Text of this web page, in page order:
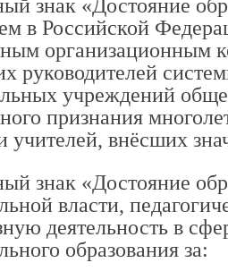
знак «Достояние
в Российской
организационным
руководителей
учреждений
признания
учителей, внёсших
знак «Достояние
власти,
деятельность в
образования за: